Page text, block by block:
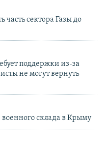
часть сектора Газы до
поддержки из-за
не могут вернуть
склада в Крыму